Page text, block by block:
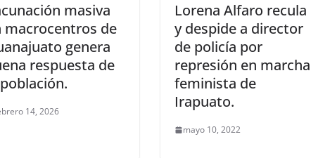
masiva
macrocentros de
genera
respuesta de
14, 2026
Lorena Alfaro recula
y despide a director
de policía por
represión en marcha
feminista de
Irapuato.
mayo 10, 2022